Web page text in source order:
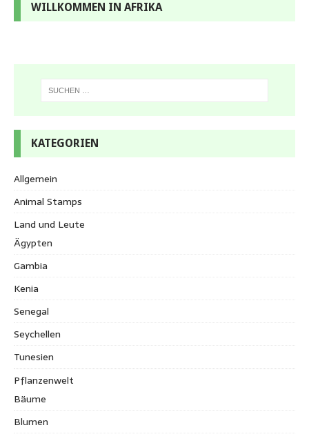
WILLKOMMEN IN AFRIKA
KATEGORIEN
Allgemein
Animal Stamps
Land und Leute
Ägypten
Gambia
Kenia
Senegal
Seychellen
Tunesien
Pflanzenwelt
Bäume
Blumen